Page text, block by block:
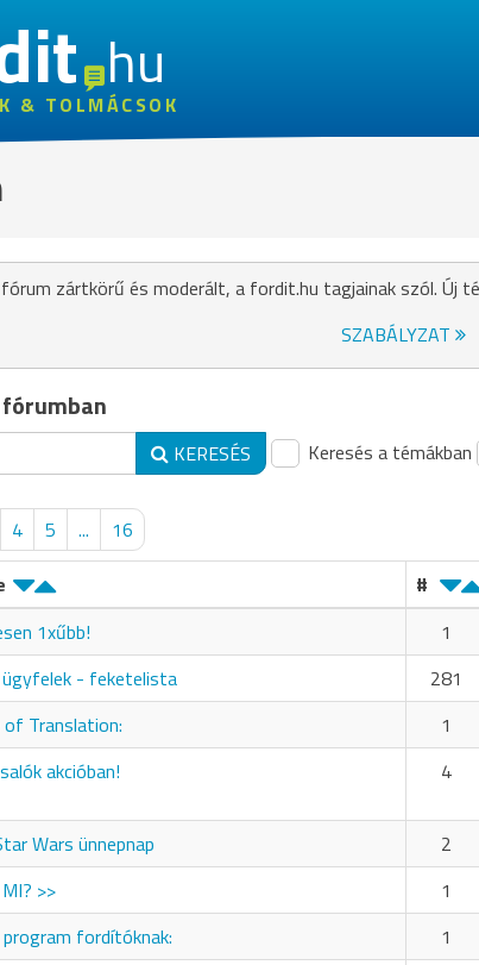
hu
& TOLMÁCSOK
zártkörű és moderált, a fordit.hu tagjainak szól. Új
SZABÁLYZAT
fórumban
KERESÉS Keresés a témákban
4 5 ... 16
#
1xűbb!
1
- feketelista
281
Translation:
1
akcióban!
4
Wars ünnepnap
2
>>
1
fordítóknak:
1